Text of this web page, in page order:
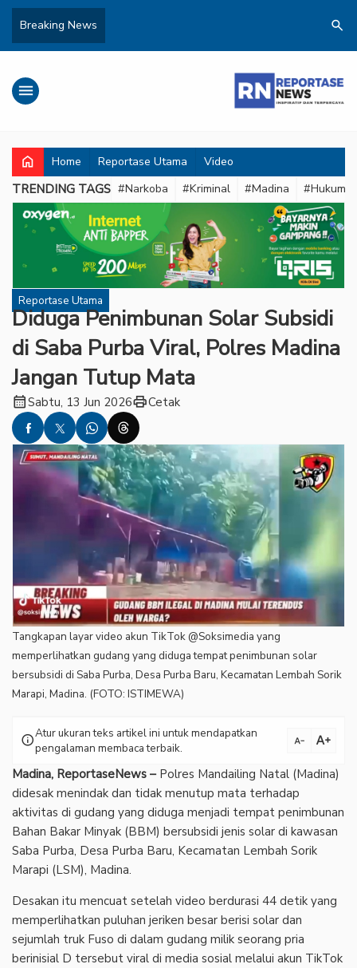
Breaking News search
menu
home Home Reportase Utama Video
TRENDING TAGS #Narkoba #Kriminal #Madina #Hukum
Reportase Utama
Diduga Penimbunan Solar Subsidi
di Saba Purba Viral, Polres Madina
Jangan Tutup Mata
calendar_monthSabtu, 13 Jun 2026printCetak
Tangkapan layar video akun TikTok @Soksimedia yang
memperlihatkan gudang yang diduga tempat penimbunan solar
bersubsidi di Saba Purba, Desa Purba Baru, Kecamatan Lembah Sorik
Marapi, Madina. (FOTO: ISTIMEWA)
infoAtur ukuran teks artikel ini untuk mendapatkan
pengalaman membaca terbaik.
text_decrease text_increase
Madina, ReportaseNews – Polres Mandailing Natal (Madina)
didesak menindak dan tidak menutup mata terhadap
aktivitas di gudang yang diduga menjadi tempat penimbunan
Bahan Bakar Minyak (BBM) bersubsidi jenis solar di kawasan
Saba Purba, Desa Purba Baru, Kecamatan Lembah Sorik
Marapi (LSM), Madina.
Desakan itu mencuat setelah video berdurasi 44 detik yang
memperlihatkan puluhan jeriken besar berisi solar dan
sejumlah truk Fuso di dalam gudang milik seorang pria
berinisial D tersebut viral di media sosial melalui akun TikTok